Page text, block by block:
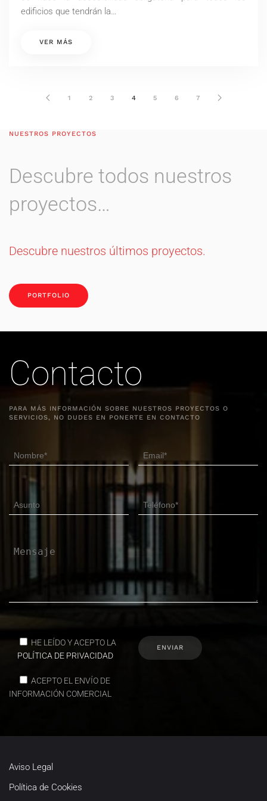
edificios que tendrán la…
VER MÁS
1 2 3 4 5 6 7
NUESTROS PROYECTOS
Descubre todos nuestros
proyectos…
Descubre nuestros últimos proyectos.
PORTFOLIO
Contacto
PARA MÁS INFORMACIÓN SOBRE NUESTROS PROYECTOS O
SERVICIOS, NO DUDES EN PONERTE EN CONTACTO
HE LEÍDO Y ACEPTO LA
POLÍTICA DE PRIVACIDAD
ACEPTO EL ENVÍO DE
INFORMACIÓN COMERCIAL
Aviso Legal
Política de Cookies